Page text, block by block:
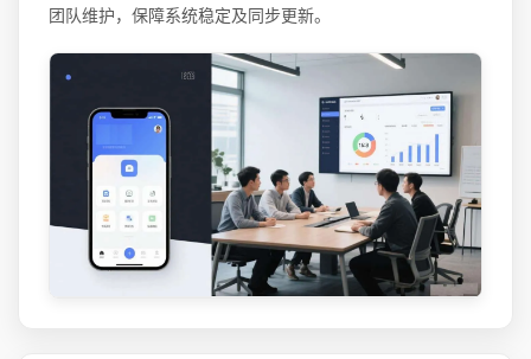
团队维护，保障系统稳定及同步更新。